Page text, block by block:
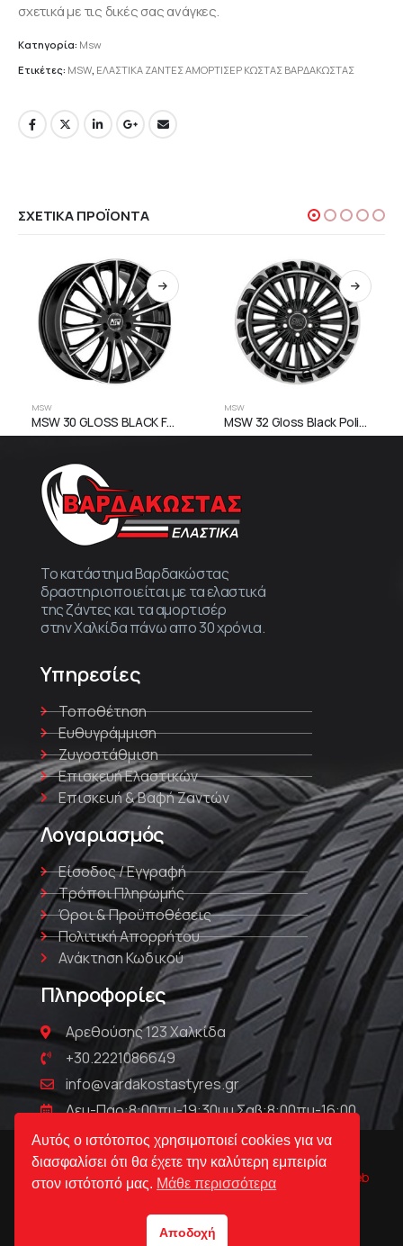
σχετικά με τις δικές σας ανάγκες.
Κατηγορία: Msw
Ετικέτες: MSW ΕΛΑΣΤΙΚΑ ΖΑΝΤΕΣ ΑΜΟΡΤΙΣΕΡ ΚΩΣΤΑΣ ΒΑΡΔΑΚΩΣΤΑΣ
ΣΧΕΤΙΚΆ ΠΡΟΪΌΝΤΑ
MSW
MSW 30 GLOSS BLACK FULL POLISHED
MSW
MSW 32 Gloss Black Polished Lip
Το κατάστημα Βαρδακώστας
δραστηριοποιείται με τα ελαστικά
της ζάντες και τα αμορτισέρ
στην Χαλκίδα πάνω απο 30 χρόνια.
Υπηρεσίες
Τοποθέτηση
Ευθυγράμμιση
Ζυγοστάθμιση
Επισκευή Ελαστικών
Επισκευή & Βαφή Ζαντών
Λογαριασμός
Είσοδος / Εγγραφή
Τρόποι Πληρωμής
Όροι & Προϋποθέσεις
Πολιτική Απορρήτου
Ανάκτηση Κωδικού
Πληροφορίες
Αρεθούσης 123 Χαλκίδα
+30.2221086649
info@vardakostastyres.gr
Δευ-Παρ:8:00πμ-19:30μμ Σαβ:8:00πμ-16:00
© Βαρδακώστας | Ελαστικά & Ζάντες 2023 Powered by
Web
Αυτός ο ιστότοπος χρησιμοποιεί cookies για να
διασφαλίσει ότι θα έχετε την καλύτερη εμπειρία
στον ιστότοπό μας. Μάθε περισσότερα
Αποδοχή